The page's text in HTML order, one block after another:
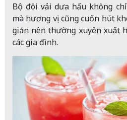
Bộ đôi vải dưa hấu không
mà hương vị cũng cuốn hút
giản nên thường xuyên xuất
các gia đình.